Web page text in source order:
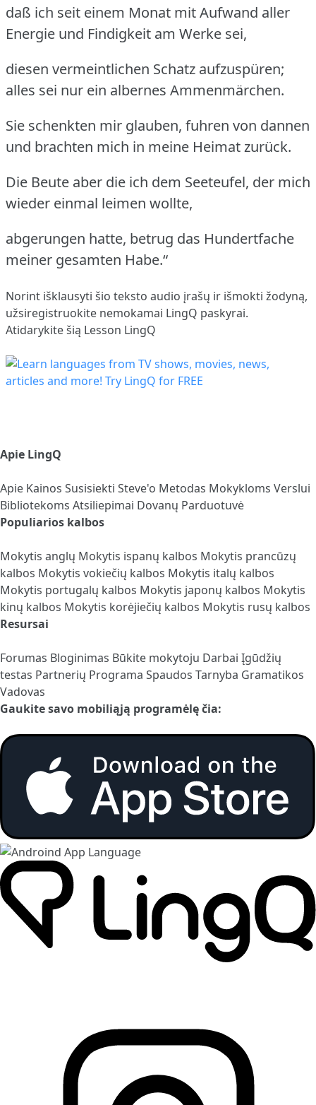
daß ich seit einem Monat mit Aufwand aller
Energie und Findigkeit am Werke sei,
diesen vermeintlichen Schatz aufzuspüren;
alles sei nur ein albernes Ammenmärchen.
Sie schenkten mir glauben, fuhren von dannen
und brachten mich in meine Heimat zurück.
Die Beute aber die ich dem Seeteufel, der mich
wieder einmal leimen wollte,
abgerungen hatte, betrug das Hundertfache
meiner gesamten Habe.“
Norint išklausyti šio teksto audio įrašų ir išmokti žodyną,
užsiregistruokite nemokamai LingQ paskyrai.
Atidarykite šią Lesson LingQ
Apie LingQ
Apie Kainos Susisiekti Steve'o Metodas Mokykloms Verslui
Bibliotekoms Atsiliepimai Dovanų Parduotuvė
Populiarios kalbos
Mokytis anglų Mokytis ispanų kalbos Mokytis prancūzų
kalbos Mokytis vokiečių kalbos Mokytis italų kalbos
Mokytis portugalų kalbos Mokytis japonų kalbos Mokytis
kinų kalbos Mokytis korėjiečių kalbos Mokytis rusų kalbos
Resursai
Forumas Bloginimas Būkite mokytoju Darbai Įgūdžių
testas Partnerių Programa Spaudos Tarnyba Gramatikos
Vadovas
Gaukite savo mobiliąją programėlę čia: